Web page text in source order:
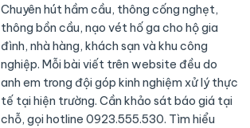
Chuyên hút hầm cầu, thông cống nghẹt,
thông bồn cầu, nạo vét hố ga cho hộ gia
đình, nhà hàng, khách sạn và khu công
nghiệp. Mỗi bài viết trên website đều do
anh em trong đội góp kinh nghiệm xử lý thực
tế tại hiện trường. Cần khảo sát báo giá tại
chỗ, gọi hotline 0923.555.530. Tìm hiểu